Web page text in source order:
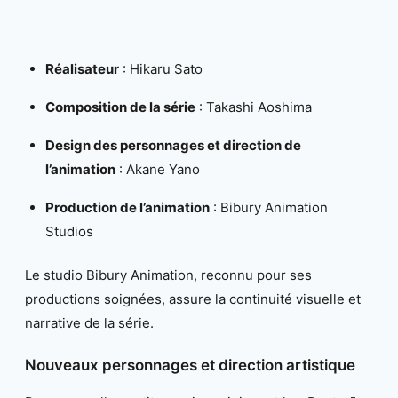
Réalisateur: Hikaru Sato
Composition de la série: Takashi Aoshima
Design des personnages et direction de
l’animation: Akane Yano
Production de l’animation: Bibury Animation
Studios
Le studio Bibury Animation, reconnu pour ses
productions soignées, assure la continuité visuelle et
narrative de la série.
Nouveaux personnages et direction artistique